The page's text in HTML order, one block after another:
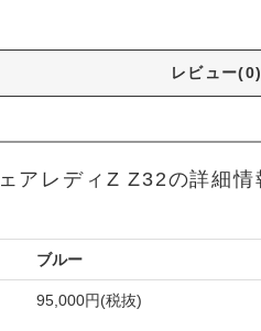
レビュー(0)